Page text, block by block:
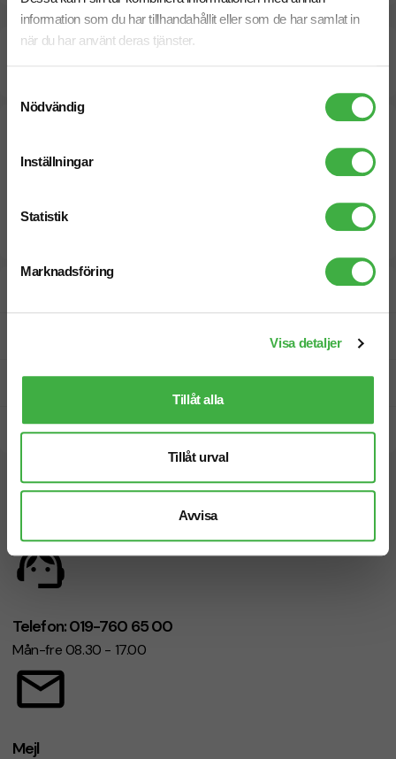
information som du har tillhandahållit eller som de har samlat in
när du har använt deras tjänster.
Nödvändig
Inställningar
Statistik
Marknadsföring
Visa detaljer
Tillåt alla
Tillåt urval
Avvisa
Beräknad leveranstid:
Snabb leverans
Vi hjälper dig gärna!
Telefon: 019-760 65 00
Mån-fre 08.30 - 17.00
Mejl